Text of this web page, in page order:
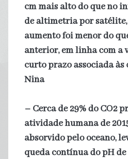
cm mais alto do que no
de altimetria por satélite,
aumento foi menor do
anterior, em linha com a
curto prazo associada às
Niña
– Cerca de 29% do CO2
atividade humana de
absorvido pelo oceano,
queda contínua do pH